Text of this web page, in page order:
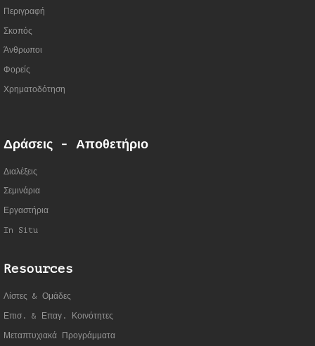
Περιγραφή
Σκοπός
Άνθρωποι
Φορείς
Χρηματοδότηση
Δράσεις - Αποθετήριο
Διαλέξεις
Σεμινάρια
Εργαστήρια
In Situ
Resources
Λίστες & Ομάδες
Επισ. & Επαγ. Κοινότητες
Μεταπτυχιακά Προγράμματα